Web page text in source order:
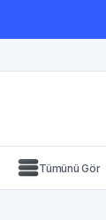
Tümünü Gör